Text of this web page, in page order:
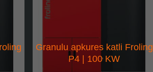
Granulu apkures katli Froling
P4 | 100 KW